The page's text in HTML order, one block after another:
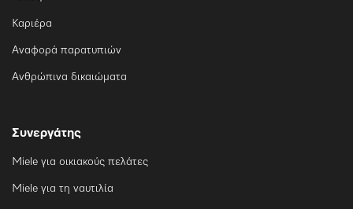
Καριέρα
Αναφορά παρατυπιών
Ανθρώπινα δικαιώματα
Συνεργάτης
Miele για οικιακούς πελάτες
Miele για τη ναυτιλία